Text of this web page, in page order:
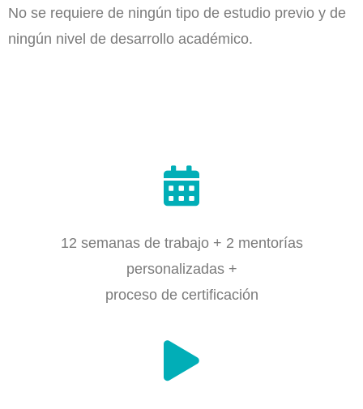
No se requiere de ningún tipo de estudio previo y de
ningún nivel de desarrollo académico.
12 semanas de trabajo + 2 mentorías
personalizadas +
proceso de certificación